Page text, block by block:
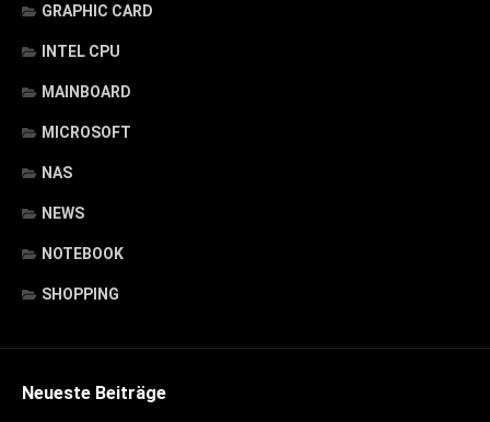
GRAPHIC CARD
INTEL CPU
MAINBOARD
MICROSOFT
NAS
NEWS
NOTEBOOK
SHOPPING
Neueste Beiträge